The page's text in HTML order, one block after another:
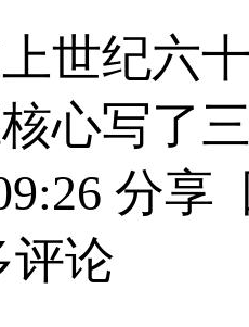
世纪六
心写了
分享
评论